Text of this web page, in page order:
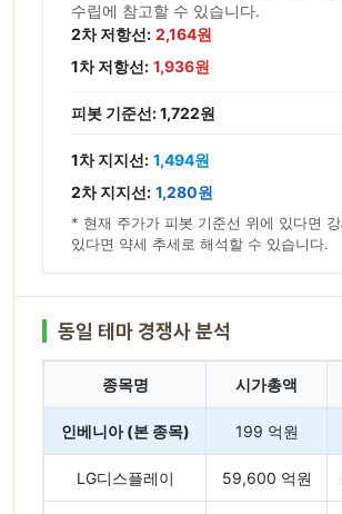
수립에 참고할 수 있습니다.
2차 저항선: 2,164원
1차 저항선: 1,936원
피봇 기준선: 1,722원
1차 지지선: 1,494원
2차 지지선: 1,280원
* 현재 주가가 피봇 기준선 위에 있다면
있다면 약세 추세로 해석할 수 있습니다.
동일 테마 경쟁사 분석
종목명 시가총액
인베니아 (본 종목) 199 억원
LG디스플레이 59,600 억원